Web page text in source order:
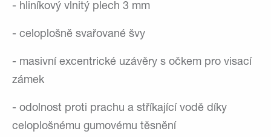
- hliníkový vlnitý plech 3 mm
- celoplošně svařované švy
- masivní excentrické uzávěry s očkem pro visací
zámek
- odolnost proti prachu a stříkající vodě díky
celoplošnému gumovému těsnění